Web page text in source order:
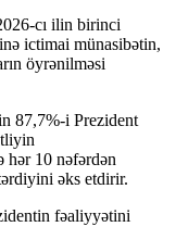
cı ilin birinci
ictimai münasibətin,
öyrənilməsi
87,7%-i Prezident
hər 10 nəfərdən
əks etdirir.
fəaliyyətini